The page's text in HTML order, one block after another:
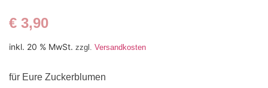
€ 3,90
inkl. 20 % MwSt. zzgl. Versandkosten
für Eure Zuckerblumen